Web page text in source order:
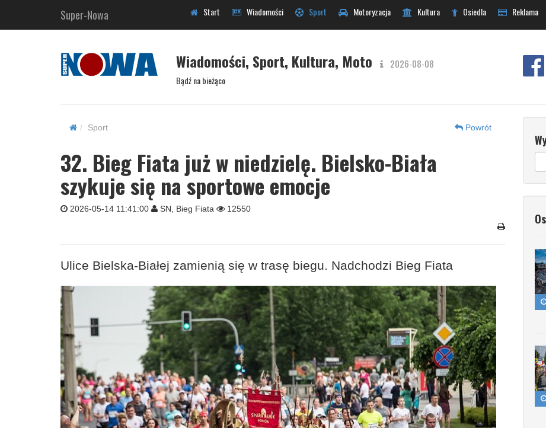
Super-Nowa Start Wiadomości Sport Motoryzacja Kultura Osiedla Reklama
Wiadomości, Sport, Kultura, Moto 2026-08-08
Bądź na bieżąco
Sport Powrót
32. Bieg Fiata już w niedzielę. Bielsko-Biała
szykuje się na sportowe emocje
2026-05-14 11:41:00 SN, Bieg Fiata 12550
Ulice Bielska-Białej zamienią się w trasę biegu. Nadchodzi Bieg Fiata